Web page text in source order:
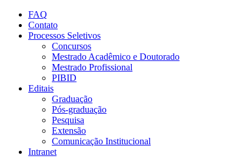
Conteúdo principal
FAQ
Contato
Processos Seletivos
Concursos
Mestrado Acadêmico e Doutorado
Mestrado Profissional
PIBID
Editais
Graduação
Pós-graduação
Pesquisa
Extensão
Comunicação Institucional
Intranet